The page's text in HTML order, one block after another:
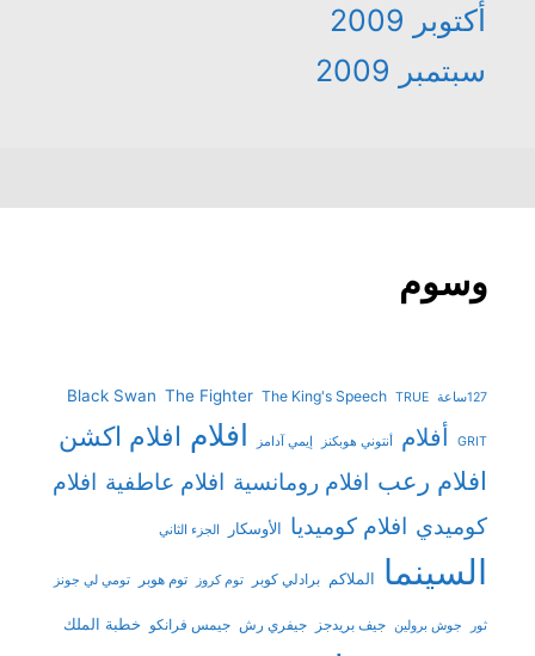
أكتوبر 2009
سبتمبر 2009
وسوم
127ساعة Black Swan The Fighter The King's Speech TRUE
GRIT أفلام أنتوني هوبكنز إيمي آدامز افلام افلام اكشن
افلام رعب افلام رومانسية افلام عاطفية افلام
كوميدي افلام كوميديا الأوسكار الجزء الثاني
السينما الملاكم برادلي كوبر توم كروز توم هوبر تومي لي جونز
ثور جوش برولين جيف بريدجز جيفري رش جيمس فرانكو خطبة الملك